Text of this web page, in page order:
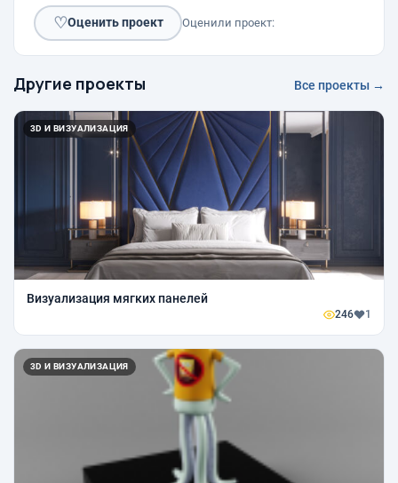
♡Оценить проект Оценили проект:
Другие проекты Все проекты →
3D И ВИЗУАЛИЗАЦИЯ
Визуализация мягких панелей
246 1
3D И ВИЗУАЛИЗАЦИЯ